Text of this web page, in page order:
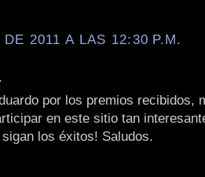
2011 A LAS 12:30 P.M.
por los premios recibidos,
en este sitio tan
los éxitos! Saludos.